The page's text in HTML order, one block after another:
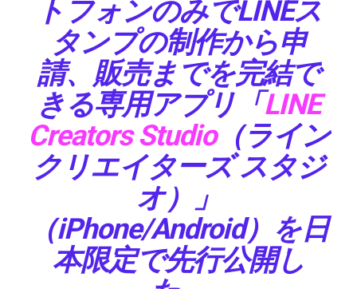
トフォンのみでLINEス
タンプの制作から申
請、販売までを完結で
きる専用アプリ「LINE
Creators Studio（ライン
クリエイターズ スタジ
オ）」
（iPhone/Android）を日
本限定で先行公開し